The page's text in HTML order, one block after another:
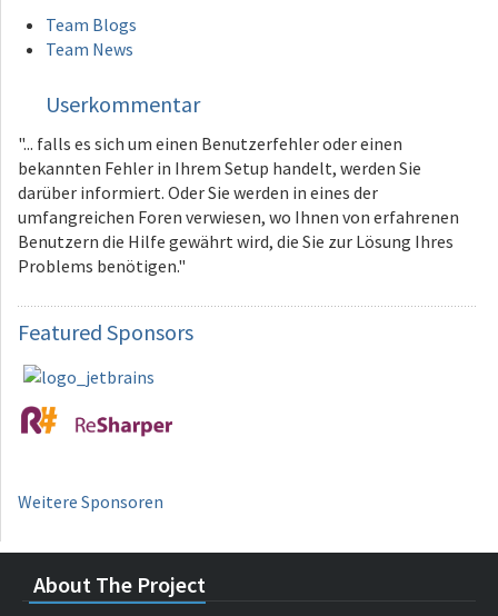
Team Blogs
Team News
Userkommentar
"... falls es sich um einen Benutzerfehler oder einen
bekannten Fehler in Ihrem Setup handelt, werden Sie
darüber informiert. Oder Sie werden in eines der
umfangreichen Foren verwiesen, wo Ihnen von erfahrenen
Benutzern die Hilfe gewährt wird, die Sie zur Lösung Ihres
Problems benötigen."
Featured Sponsors
Weitere Sponsoren
About The Project